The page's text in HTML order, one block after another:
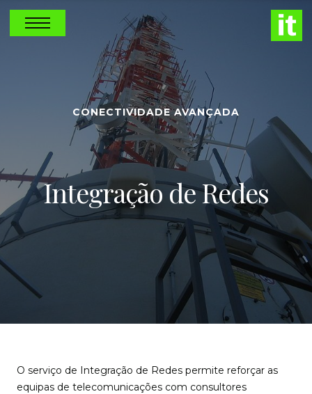
CONECTIVIDADE AVANÇADA
Integração de Redes
O serviço de Integração de Redes permite reforçar as
equipas de telecomunicações com consultores